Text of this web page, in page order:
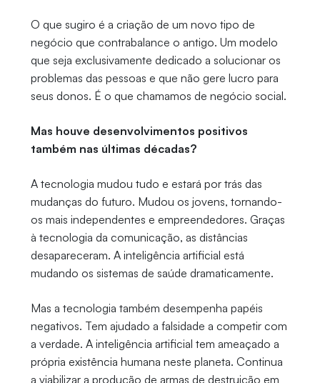
O que sugiro é a criação de um novo tipo de
negócio que contrabalance o antigo. Um modelo
que seja exclusivamente dedicado a solucionar os
problemas das pessoas e que não gere lucro para
seus donos. É o que chamamos de negócio social.
Mas houve desenvolvimentos positivos
também nas últimas décadas?
A tecnologia mudou tudo e estará por trás das
mudanças do futuro. Mudou os jovens, tornando-
os mais independentes e empreendedores. Graças
à tecnologia da comunicação, as distâncias
desapareceram. A inteligência artificial está
mudando os sistemas de saúde dramaticamente.
Mas a tecnologia também desempenha papéis
negativos. Tem ajudado a falsidade a competir com
a verdade. A inteligência artificial tem ameaçado a
própria existência humana neste planeta. Continua
a viabilizar a produção de armas de destruição em